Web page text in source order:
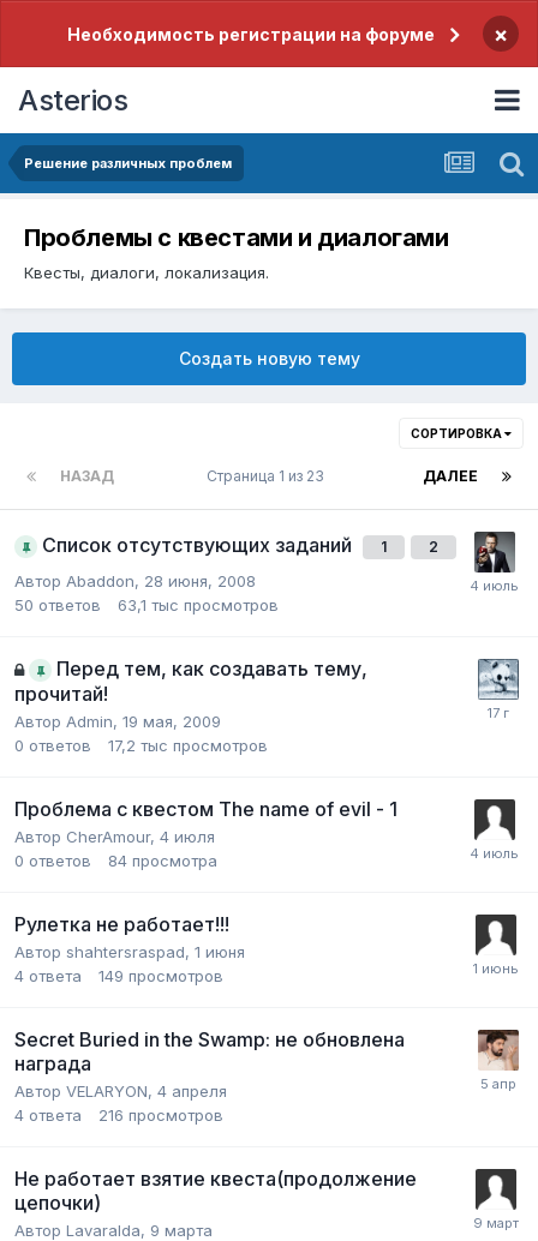
Необходимость регистрации на форуме ×
Asterios
Решение различных проблем
Проблемы с квестами и диалогами
Квесты, диалоги, локализация.
Создать новую тему
СОРТИРОВКА
НАЗАД ДАЛЕЕ
Страница 1 из 23
Список отсутствующих заданий 1 2
Автор Abaddon, 28 июня, 2008
50 ответов 63,1 тыс просмотров
Перед тем, как создавать тему,
прочитай!
Автор Admin, 19 мая, 2009
0 ответов 17,2 тыс просмотров
Проблема с квестом The name of evil - 1
Автор CherAmour, 4 июля
0 ответов 84 просмотра
Рулетка не работает!!!
Автор shahtersraspad, 1 июня
4 ответа 149 просмотров
Secret Buried in the Swamp: не обновлена
награда
Автор VELARYON, 4 апреля
4 ответа 216 просмотров
Не работает взятие квеста(продолжение
цепочки)
Автор Lavaralda, 9 марта